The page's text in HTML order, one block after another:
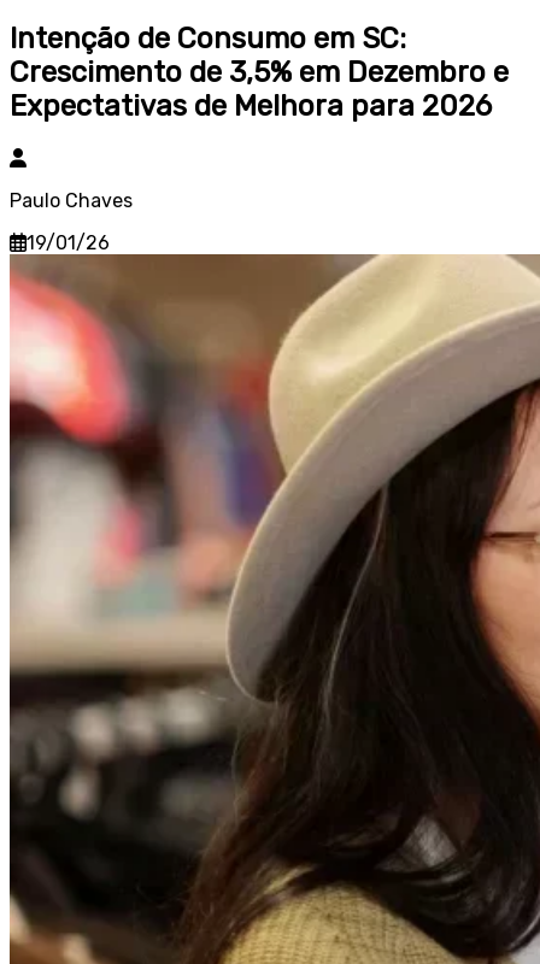
Intenção de Consumo em SC:
Crescimento de 3,5% em Dezembro e
Expectativas de Melhora para 2026
Paulo Chaves
19/01/26